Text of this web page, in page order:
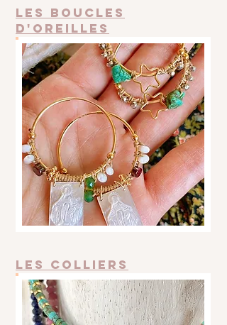
Les Boucles
d'oreilles
LES colliers